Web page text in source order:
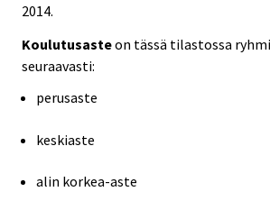
2014.
Koulutusasteon tässä tilastossa
seuraavasti:
perusaste
keskiaste
alin korkea-aste